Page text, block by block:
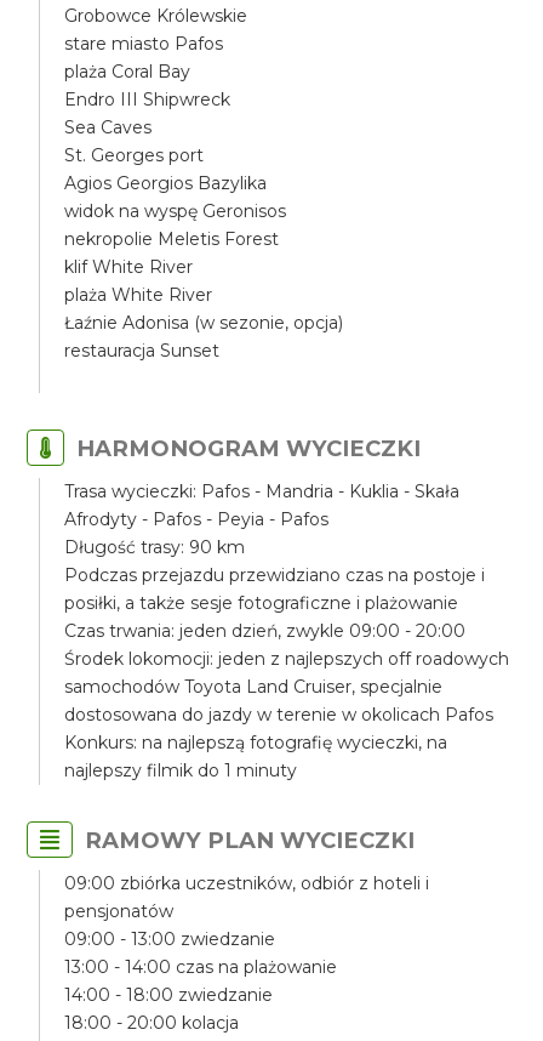
Grobowce Królewskie
stare miasto Pafos
plaża Coral Bay
Endro III Shipwreck
Sea Caves
St. Georges port
Agios Georgios Bazylika
widok na wyspę Geronisos
nekropolie Meletis Forest
klif White River
plaża White River
Łaźnie Adonisa (w sezonie, opcja)
restauracja Sunset
HARMONOGRAM WYCIECZKI
Trasa wycieczki: Pafos - Mandria - Kuklia - Skała
Afrodyty - Pafos - Peyia - Pafos
Długość trasy: 90 km
Podczas przejazdu przewidziano czas na postoje i
posiłki, a także sesje fotograficzne i plażowanie
Czas trwania: jeden dzień, zwykle 09:00 - 20:00
Środek lokomocji: jeden z najlepszych off roadowych
samochodów Toyota Land Cruiser, specjalnie
dostosowana do jazdy w terenie w okolicach Pafos
Konkurs: na najlepszą fotografię wycieczki, na
najlepszy filmik do 1 minuty
RAMOWY PLAN WYCIECZKI
09:00 zbiórka uczestników, odbiór z hoteli i
pensjonatów
09:00 - 13:00 zwiedzanie
13:00 - 14:00 czas na plażowanie
14:00 - 18:00 zwiedzanie
18:00 - 20:00 kolacja